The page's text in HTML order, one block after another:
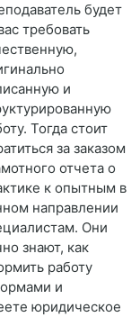
будет
требовать
и
Тогда стоит
за заказом
отчета о
к опытным в
направлении
Они
знают, как
работу
и
юридическое